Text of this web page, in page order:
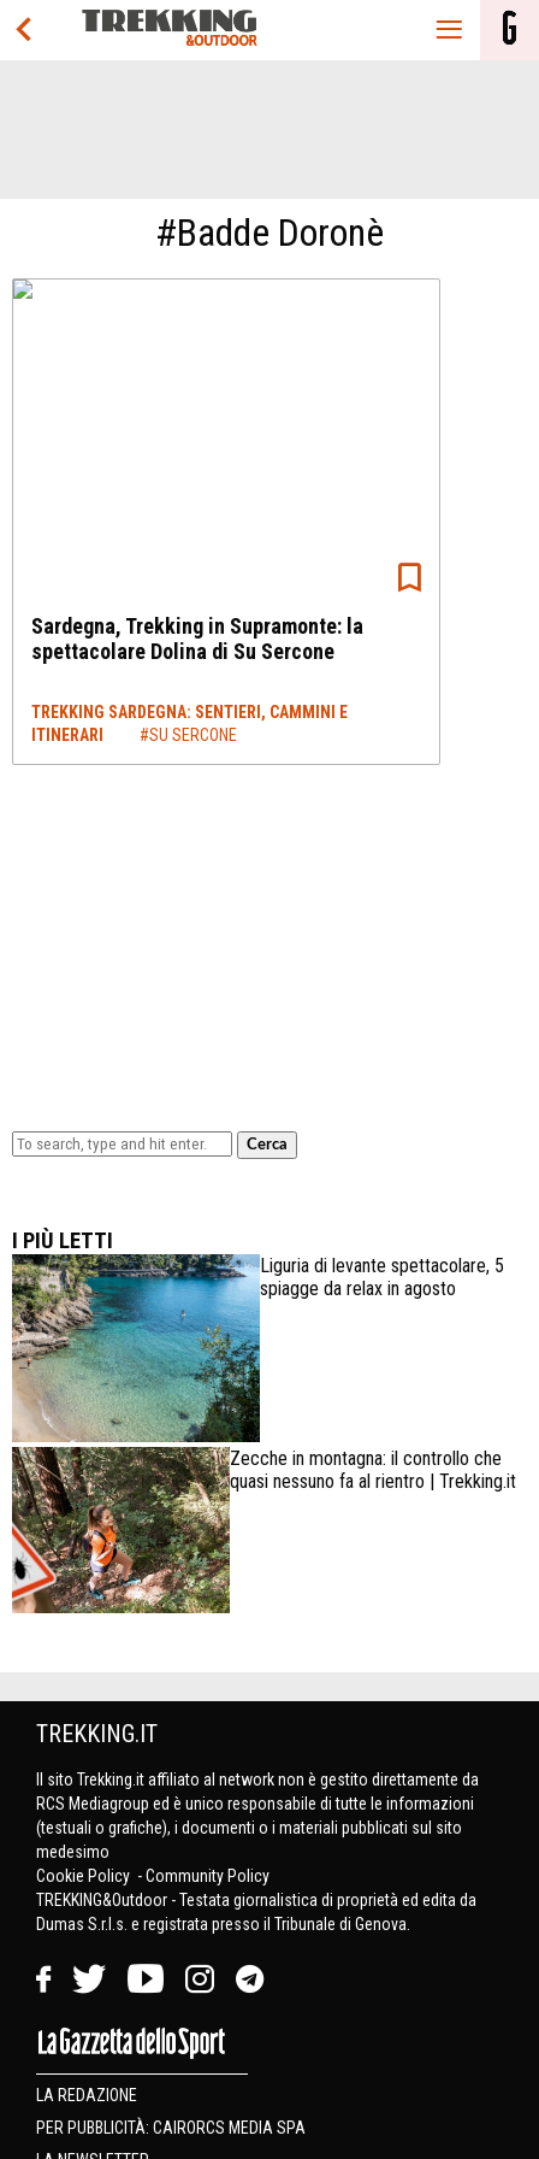
#Badde Doronè
Sardegna, Trekking in Supramonte: la
spettacolare Dolina di Su Sercone
TREKKING SARDEGNA: SENTIERI, CAMMINI E
ITINERARI
#SU SERCONE
Cerca
I PIÙ LETTI
Liguria di levante spettacolare, 5
spiagge da relax in agosto
Zecche in montagna: il controllo che
quasi nessuno fa al rientro | Trekking.it
TREKKING.IT
Il sito Trekking.it affiliato al network non è gestito direttamente da
RCS Mediagroup ed è unico responsabile di tutte le informazioni
(testuali o grafiche), i documenti o i materiali pubblicati sul sito
medesimo
Cookie Policy -Community Policy
TREKKING&Outdoor - Testata giornalistica di proprietà ed edita da
Dumas S.r.l.s. e registrata presso il Tribunale di Genova.
LA REDAZIONE
PER PUBBLICITÀ: CAIRORCS MEDIA SPA